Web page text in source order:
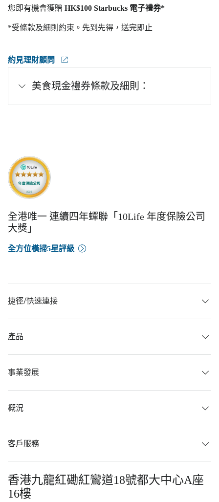
您即有機會獲贈 HK$100 Starbucks 電子禮券*
*受條款及細則約束。先到先得，送完即止
約見理財顧問
美食現金禮券條款及細則：
全港唯一 連續四年蟬聯「10Life 年度保險公司
大獎」
全方位橫掃5星評級
捷徑/快速連接
產品
事業發展
概況
客戶服務
香港九龍紅磡紅鸞道18號都大中心A座
16樓